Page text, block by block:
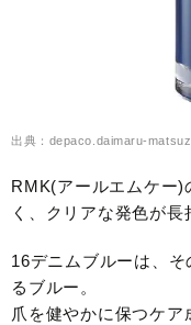
出典：depaco.daimaru-
RMK(アールエムケー)
く、クリアな発色が
16デニムブルーは、
るブルー。
爪を健やかに保つケ